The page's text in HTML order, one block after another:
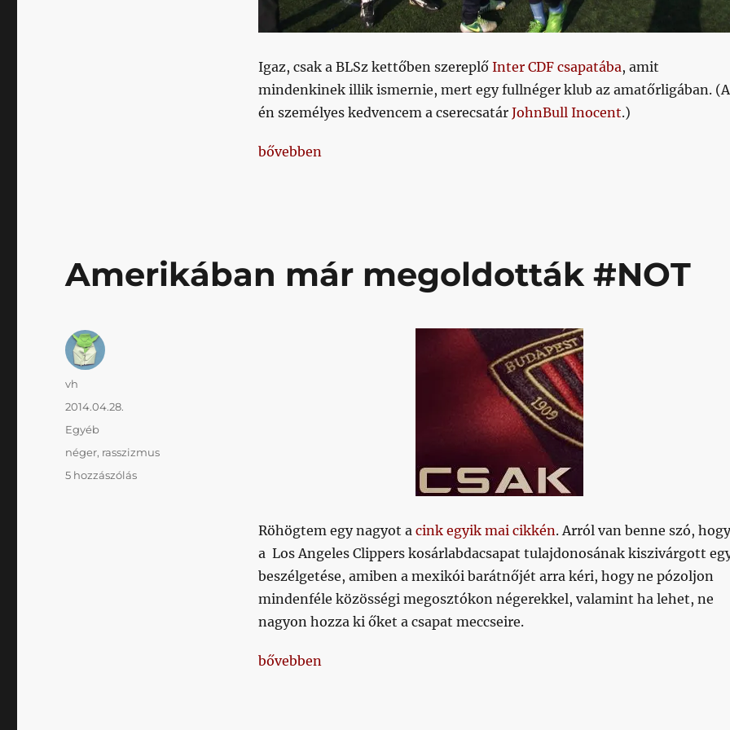
Igaz, csak a BLSz kettőben szereplő Inter CDF csapatába, amit
mindenkinek illik ismernie, mert egy fullnéger klub az amatőrligában.
én személyes kedvencem a cserecsatár JohnBull Inocent.)
„Neeeeeee, Henry „meglátja, az ősz meglepetése lesz” Odia visszatért!”
bővebben
Amerikában már megoldották #NOT
Röhögtem egy nagyot a cink egyik mai cikkén. Arról van benne szó, hogy
a Los Angeles Clippers kosárlabdacsapat tulajdonosának kiszivárgott
beszélgetése, amiben a mexikói barátnőjét arra kéri, hogy ne pózoljon
mindenféle közösségi megosztókon négerekkel, valamint ha lehet, ne
nagyon hozza ki őket a csapat meccseire.
„Amerikában már megoldották #NOT”
bővebben
Szerző
vh
Közzétéve
2014.04.28.
Kategória
Egyéb
Címke
néger, rasszizmus
5 hozzászólásAmerikában